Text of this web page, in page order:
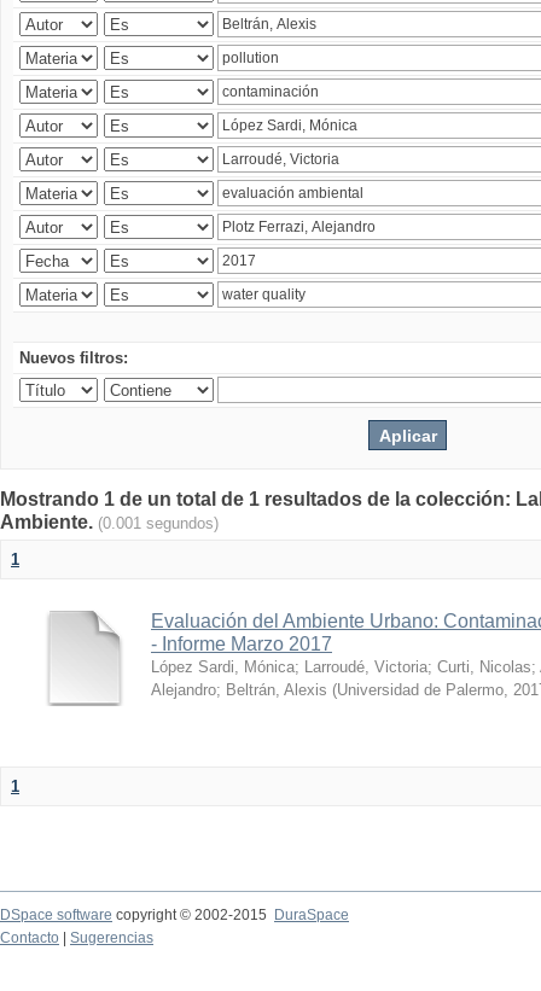
Nuevos filtros:
Mostrando 1 de un total de 1 resultados de la colección:
Ambiente. (0.001 segundos)
1
Evaluación del Ambiente Urbano:
- Informe Marzo 2017
López Sardi, Mónica; Larroudé, Victoria; Curti, Nicolas;
Alejandro; Beltrán, Alexis (Universidad de Palermo,
1
DSpace software copyright © 2002-2015
DuraSpace
Contacto
Sugerencias